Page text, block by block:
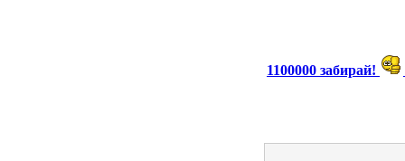
1100000 забирай!